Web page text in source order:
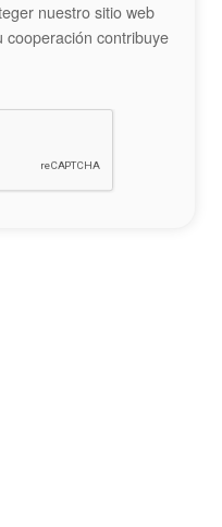
nuestro sitio web
contribuye